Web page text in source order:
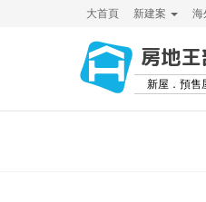
大首頁 新建案 海
房地
新屋．預售